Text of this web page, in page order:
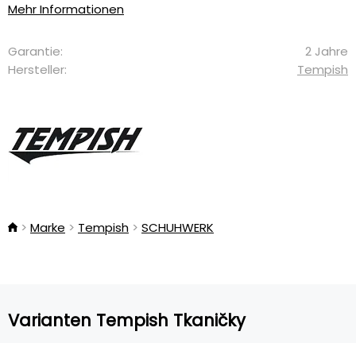
Mehr Informationen
Garantie:
2 Jahre
Hersteller:
Tempish
Marke Tempish SCHUHWERK
Varianten Tempish Tkaničky